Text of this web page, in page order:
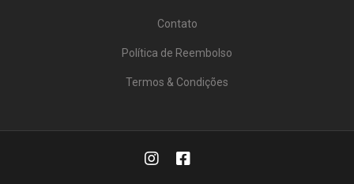
Contato
Política de Reembolso
Termos & Condições